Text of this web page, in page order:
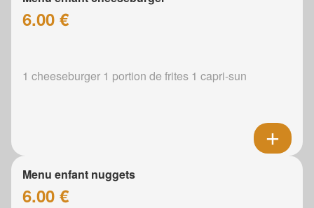
6.00 €
1 cheeseburger 1 portion de frites 1 capri-sun
Menu enfant nuggets
6.00 €